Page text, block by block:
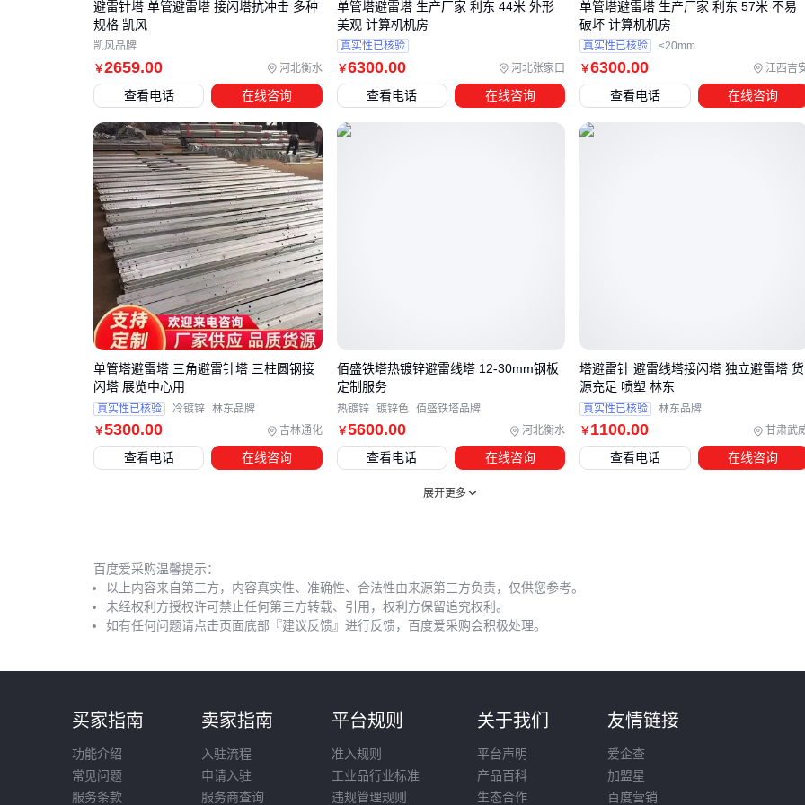
镀锌层修补 ：发现锈蚀立即用专用冷镀锌涂料处理，避免锈
蚀扩散
防雷检测仪
定期测量接地电阻，雨季前后
广播设施的雷电防护是个系统工程，需要根据场地特点、设备
￥2659.00 河北衡水
避雷针塔 单管避雷塔 接闪塔抗冲击 多种
规格 凯风
凯风品牌
查看电话 在线咨询
￥6300.00 河北张家口
单管塔避雷塔 生产厂家 利东 44米 外形
美观 计算机机房
真实性已核验
查看电话 在线咨询
￥6300.00 江西吉
单管塔避雷塔 生产厂家 利东 57米 不易
破坏 计算机机房
真实性已核验 ≤20mm
查看电话 在线咨询
￥5300.00 吉林通化
单管塔避雷塔 三角避雷针塔 三柱圆钢接
闪塔 展览中心用
真实性已核验 冷镀锌 林东品牌
查看电话 在线咨询
￥5600.00 河北衡水
佰盛铁塔热镀锌避雷线塔 12-30mm钢板
定制服务
热镀锌 镀锌色 佰盛铁塔品牌
查看电话 在线咨询
￥ 1100.00 甘肃武
塔避雷针 避雷线塔接闪塔 独立避雷塔 货
源充足 喷塑 林东
真实性已核验 林东品牌
查看电话 在线咨询
展开更多
百度爱采购温馨提示：
以上内容来自第三方，内容真实性、准确性、合法性由来源第三方负责，仅供您参考。
未经权利方授权许可禁止任何第三方转载、引用，权利方保留追究权利。
如有任何问题请点击页面底部『建议反馈』进行反馈，百度爱采购会积极处理。
买家指南
功能介绍
常见问题
服务条款
卖家指南
入驻流程
申请入驻
服务商查询
平台规则
准入规则
工业品行业标准
违规管理规则
关于我们
平台声明
产品百科
生态合作
友情链接
爱企查
加盟星
百度营销